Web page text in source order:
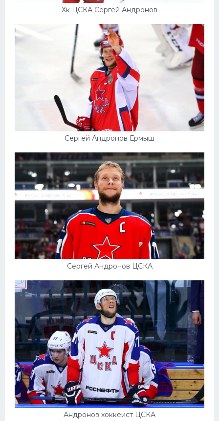
Хк ЦСКА Сергей Андронов
Сергей Андронов Ермыш
Сергей Андронов ЦСКА
Андронов хоккеист ЦСКА